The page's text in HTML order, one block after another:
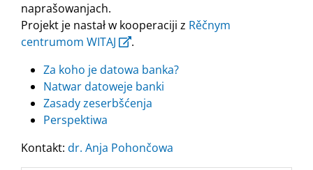
naprašowanjach.
Projekt je nastał w kooperaciji z Rěčnym
centrumom WITAJ
.
Za koho je datowa banka?
Natwar datoweje banki
Zasady zeserbšćenja
Perspektiwa
Kontakt: dr. Anja Pohončowa